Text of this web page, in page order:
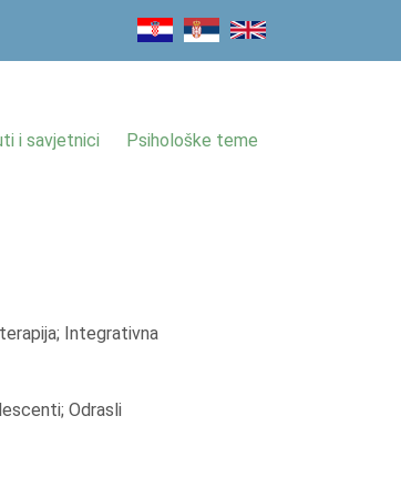
i savjetnici Psihološke teme
Integrativna
Odrasli